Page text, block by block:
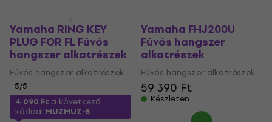
Yamaha RING KEY
PLUG FOR FL Fúvós
hangszer alkatrészek
Fúvós hangszer alkatrészek
5/5
4 090 Fta következő
kóddal MUZMUZ-5
Yamaha FHJ200U
Fúvós hangszer
alkatrészek
Fúvós hangszer alkatrészek
59 390 Ft
Készleten